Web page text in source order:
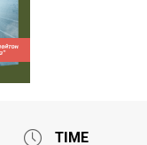
TIME